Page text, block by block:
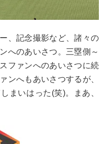
、記念撮影など、諸々の
へのあいさつ。三塁側～
ファンへのあいさつに続
ンへもあいさつするが、
まいはった(笑)。まあ、